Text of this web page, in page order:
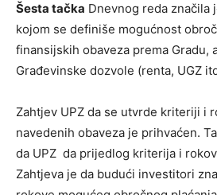
Šesta tačka Dnevnog reda značila
kojom se definiše mogućnost
finansijskih obaveza prema Gradu,
Građevinske dozvole (renta, UGZ
Zahtjev UPZ da se utvrde kriteriji i
navedenih obaveza je prihvaćen.
da UPZ da prijedlog kriterija i
Zahtjeva je da budući investitori